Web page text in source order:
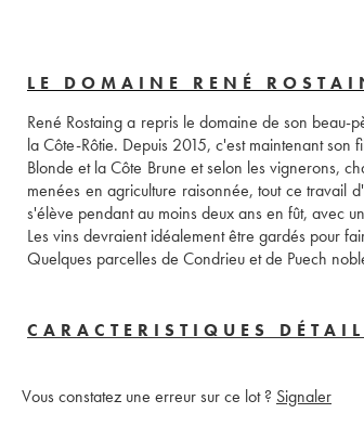
LE DOMAINE RENÉ
René Rostaing a repris le domaine de son
la Côte-Rôtie. Depuis 2015, c'est maintenant
Blonde et la Côte Brune et selon les vignerons,
menées en agriculture raisonnée, tout ce travail
s'élève pendant au moins deux ans en fût, avec
Les vins devraient idéalement être gardés pour
Quelques parcelles de Condrieu et de Puech
CARACTERISTIQUES
Vous constatez une erreur sur ce lot ? Signaler